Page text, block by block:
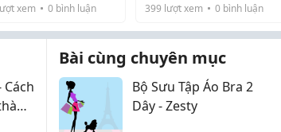
tạo nên sự khác
Đôi khi chỉ một chiếc
nữ phù ...
xem 0 bình luận 399 lượt xem 0bình luận
Bài cùng chuyên mục
Bộ Sưu Tập Áo Bra 2
Dây - Zesty